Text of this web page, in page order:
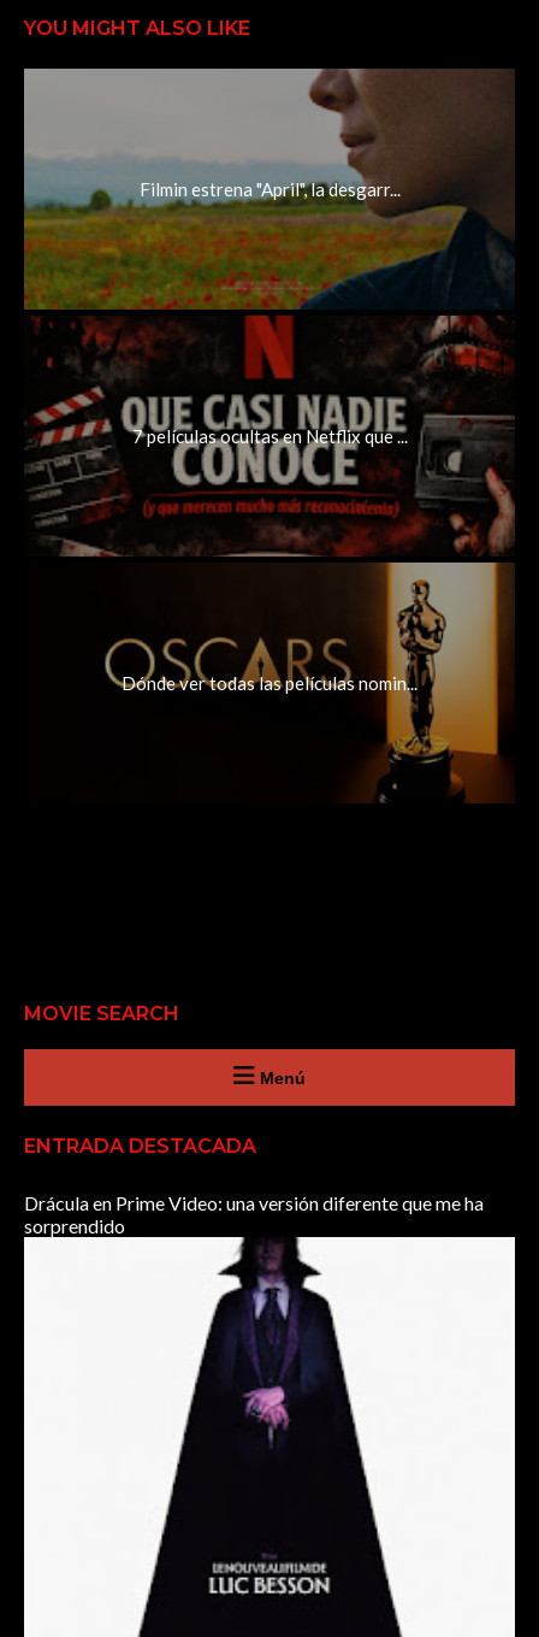
YOU MIGHT ALSO LIKE
Filmin estrena "April", la desgarr...
7 películas ocultas en Netflix que ...
Dónde ver todas las películas nomin...
MOVIE SEARCH
Menú
ENTRADA DESTACADA
Drácula en Prime Video: una versión diferente que me ha
sorprendido